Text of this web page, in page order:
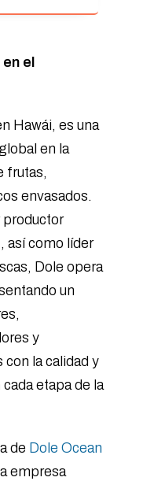
el
Hawái, es una
en la
frutas,
envasados.
productor
así como líder
Dole opera
un
y
la calidad y
etapa de la
de Dole Ocean
empresa